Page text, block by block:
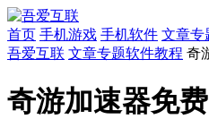
首页 手机游戏 手机软件 文章专
吾爱互联 文章专题软件教程 奇
奇游加速器免